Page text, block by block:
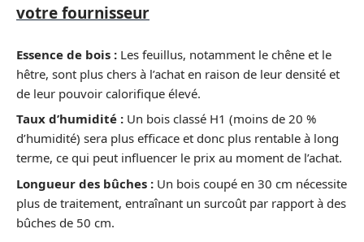
votre fournisseur
Essence de bois : Les feuillus, notamment le chêne et le
hêtre, sont plus chers à l’achat en raison de leur densité et
de leur pouvoir calorifique élevé.
Taux d’humidité : Un bois classé H1 (moins de 20 %
d’humidité) sera plus efficace et donc plus rentable à long
terme, ce qui peut influencer le prix au moment de l’achat.
Longueur des bûches : Un bois coupé en 30 cm nécessite
plus de traitement, entraînant un surcoût par rapport à des
bûches de 50 cm.